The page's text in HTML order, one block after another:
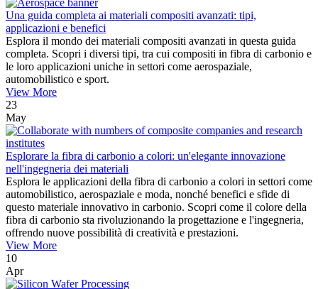
Una guida completa ai materiali compositi avanzati: tipi,
applicazioni e benefici
Esplora il mondo dei materiali compositi avanzati in questa guida
completa. Scopri i diversi tipi, tra cui compositi in fibra di carbonio e
le loro applicazioni uniche in settori come aerospaziale,
automobilistico e sport.
View More
23
May
Esplorare la fibra di carbonio a colori: un'elegante innovazione
nell'ingegneria dei materiali
Esplora le applicazioni della fibra di carbonio a colori in settori come
automobilistico, aerospaziale e moda, nonché benefici e sfide di
questo materiale innovativo in carbonio. Scopri come il colore della
fibra di carbonio sta rivoluzionando la progettazione e l'ingegneria,
offrendo nuove possibilità di creatività e prestazioni.
View More
10
Apr